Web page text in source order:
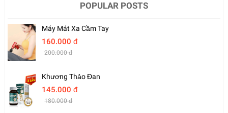
POPULAR POSTS
Máy Mát Xa Cầm Tay
160.000 đ
200.000 đ
Khương Thảo Đan
145.000 đ
180.000 đ